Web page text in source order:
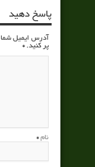
پاسخ دهید
آدرس ایمیل شما
پر کنید.*
نام *